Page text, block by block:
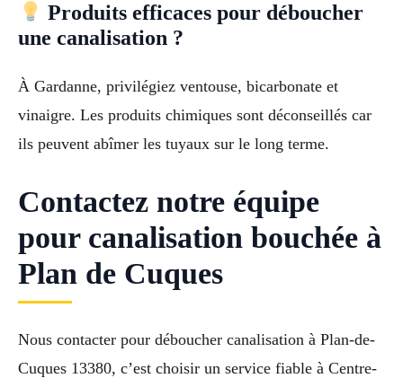
Produits efficaces pour déboucher
une canalisation ?
À Gardanne, privilégiez ventouse, bicarbonate et
vinaigre. Les produits chimiques sont déconseillés car
ils peuvent abîmer les tuyaux sur le long terme.
Contactez notre équipe
pour canalisation bouchée à
Plan de Cuques
Nous contacter pour déboucher canalisation à Plan-de-
Cuques 13380, c’est choisir un service fiable à Centre-